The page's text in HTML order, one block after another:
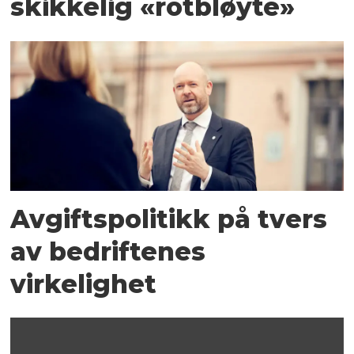
skikkelig «rotbløyte»
Avgiftspolitikk på tvers
av bedriftenes
virkelighet